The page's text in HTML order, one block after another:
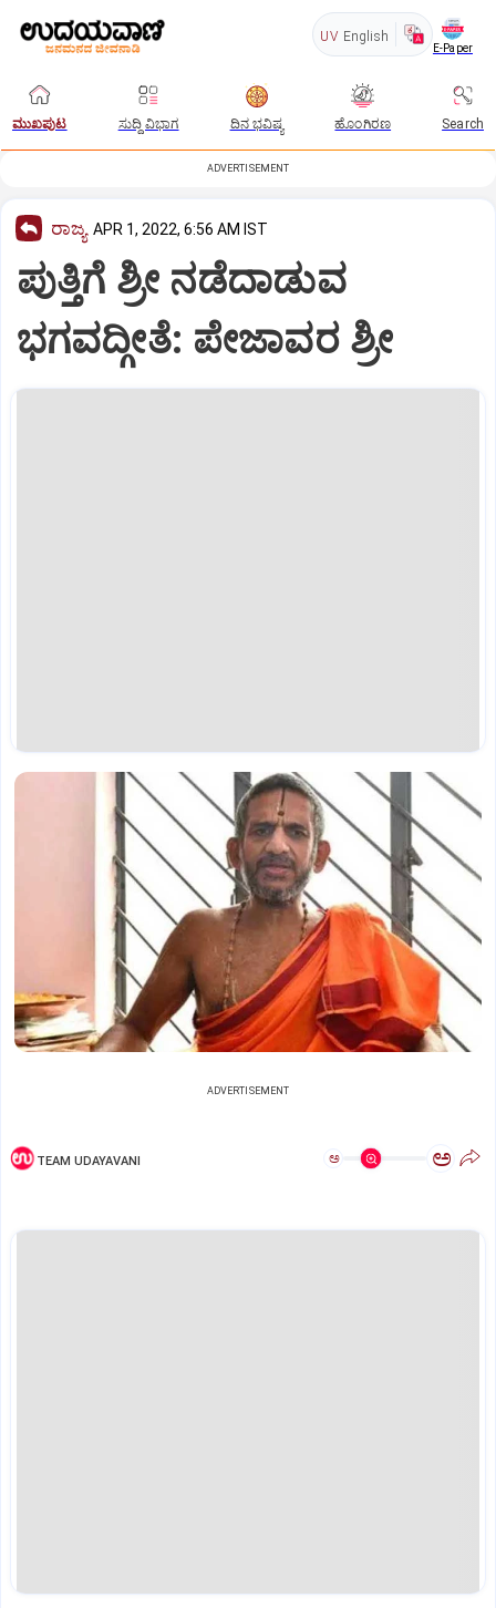
UV English
E-Paper
ಮುಖಪುಟ ಸುದ್ದಿ ವಿಭಾಗ ದಿನ ಭವಿಷ್ಯ ಹೊಂಗಿರಣ Search
ADVERTISEMENT
ರಾಜ್ಯ APR 1, 2022, 6:56 AM IST
ಪುತ್ತಿಗೆ ಶ್ರೀ ನಡೆದಾಡುವ
ಭಗವದ್ಗೀತೆ: ಪೇಜಾವರ ಶ್ರೀ
ADVERTISEMENT
TEAM UDAYAVANI ಅ ಅ